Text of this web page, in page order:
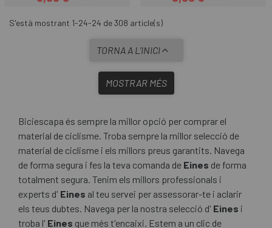
Preu
Preu regular Preu
Preu regular
S'està mostrant 1-24-24 de 308 article(s)
TORNA A L'INICI
MOSTRAR MÉS
Biciescapa és sempre la millor opció per comprar el
material de ciclisme. Troba sempre la millor selecció de
material de ciclisme i els millors preus garantits. Navega
de forma segura i fes la teva comanda de Eines de forma
totalment segura. Tenim els millors professionals i
experts d' Eines al teu servei per assessorar-te i aclarir
els teus dubtes. Navega per la nostra selecció d' Eines i
troba l' Eines que més t'encaixi. Estem a un clic de